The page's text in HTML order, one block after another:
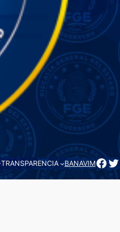
TRANSPARENCIA BANAVIM